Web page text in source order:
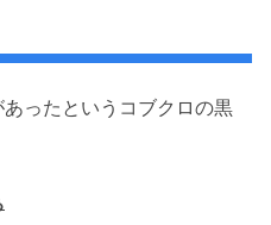
ったというコブクロの黒